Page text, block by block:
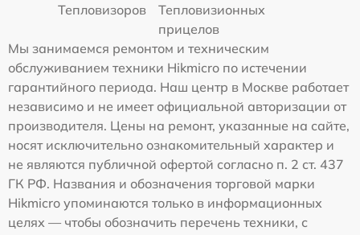
Тепловизоров
Тепловизионных
прицелов
Мы занимаемся ремонтом и техническим
обслуживанием техники Hikmicro по истечении
гарантийного периода. Наш центр в Москве работает
независимо и не имеет официальной авторизации от
производителя. Цены на ремонт, указанные на сайте,
носят исключительно ознакомительный характер и
не являются публичной офертой согласно п. 2 ст. 437
ГК РФ. Названия и обозначения торговой марки
Hikmicro упоминаются только в информационных
целях — чтобы обозначить перечень техники, с